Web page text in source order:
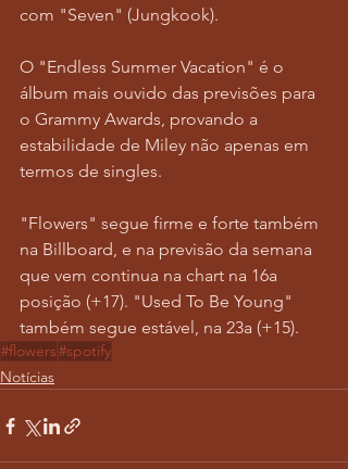
com "Seven" (Jungkook).
O "Endless Summer Vacation" é o
álbum mais ouvido das previsões para
o Grammy Awards, provando a
estabilidade de Miley não apenas em
termos de singles.
"Flowers" segue firme e forte também
na Billboard, e na previsão da semana
que vem continua na chart na 16a
posição (+17). "Used To Be Young"
também segue estável, na 23a (+15).
#flowers#spotify
Notícias